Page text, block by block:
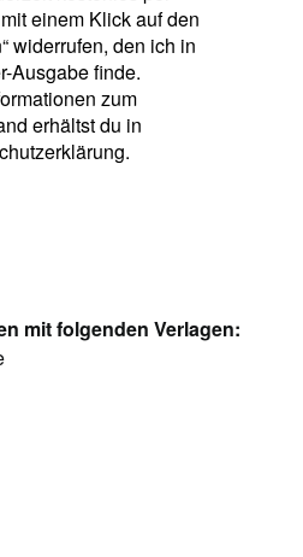
einem Klick auf den
widerrufen, den ich in
Ausgabe finde.
zum
erhältst du in
mit folgenden Verlagen: